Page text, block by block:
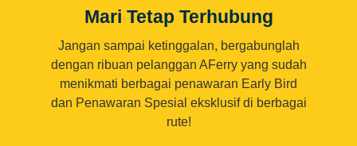
Mari Tetap Terhubung
Jangan sampai ketinggalan, bergabunglah
dengan ribuan pelanggan AFerry yang sudah
menikmati berbagai penawaran Early Bird
dan Penawaran Spesial eksklusif di berbagai
rute!